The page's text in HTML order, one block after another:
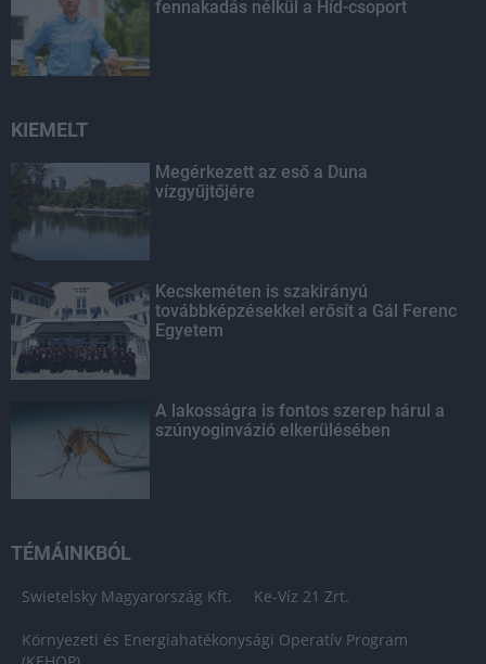
fennakadás nélkül a Híd-csoport
KIEMELT
Megérkezett az eső a Duna
vízgyűjtőjére
Kecskeméten is szakirányú
továbbképzésekkel erősít a Gál Ferenc
Egyetem
A lakosságra is fontos szerep hárul a
szúnyoginvázió elkerülésében
TÉMÁINKBÓL
Swietelsky Magyarország Kft. Ke-Víz 21 Zrt.
Környezeti és Energiahatékonysági Operatív Program